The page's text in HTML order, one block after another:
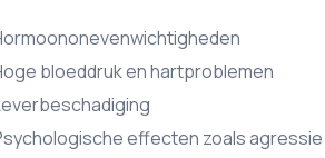
bloeddruk en hartproblemen
effecten zoals